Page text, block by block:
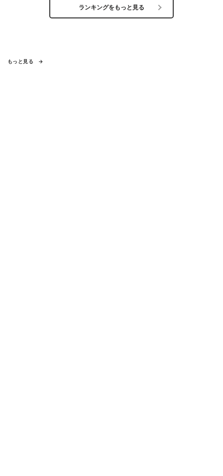
ランキングをもっと見る
もっと見る